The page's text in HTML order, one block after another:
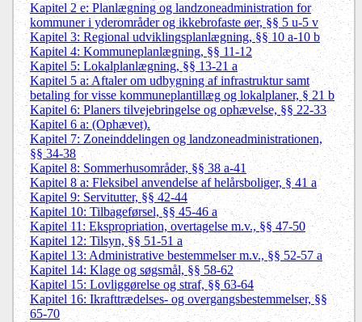
Kapitel 2 e: Planlægning og landzoneadministration for
kommuner i yderområder og ikkebrofaste øer, §§ 5 u-5 v
Kapitel 3: Regional udviklingsplanlægning, §§ 10 a-10 b
Kapitel 4: Kommuneplanlægning, §§ 11-12
Kapitel 5: Lokalplanlægning, §§ 13-21 a
Kapitel 5 a: Aftaler om udbygning af infrastruktur samt
betaling for visse kommuneplantillæg og lokalplaner, § 21 b
Kapitel 6: Planers tilvejebringelse og ophævelse, §§ 22-33
Kapitel 6 a: (Ophævet).
Kapitel 7: Zoneinddelingen og landzoneadministrationen,
§§ 34-38
Kapitel 8: Sommerhusområder, §§ 38 a-41
Kapitel 8 a: Fleksibel anvendelse af helårsboliger, § 41 a
Kapitel 9: Servitutter, §§ 42-44
Kapitel 10: Tilbageførsel, §§ 45-46 a
Kapitel 11: Ekspropriation, overtagelse m.v., §§ 47-50
Kapitel 12: Tilsyn, §§ 51-51 a
Kapitel 13: Administrative bestemmelser m.v., §§ 52-57 a
Kapitel 14: Klage og søgsmål, §§ 58-62
Kapitel 15: Lovliggørelse og straf, §§ 63-64
Kapitel 16: Ikrafttrædelses- og overgangsbestemmelser, §§
65-70